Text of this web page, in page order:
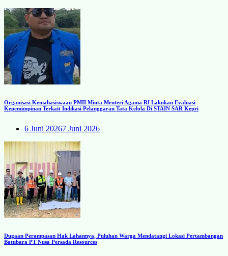
Organisasi Kemahasiswaan PMII Minta Menteri Agama RI Lakukan Evaluasi
Kepemimpinan Terkait Indikasi Pelanggaran Tata Kelola Di STAIN SAR Kepri
6 Juni 20267 Juni 2026
Dugaan Perampasan Hak Lahannya, Puluhan Warga Mendatangi Lokasi Pertambangan
Batubara PT Nusa Persada Resources